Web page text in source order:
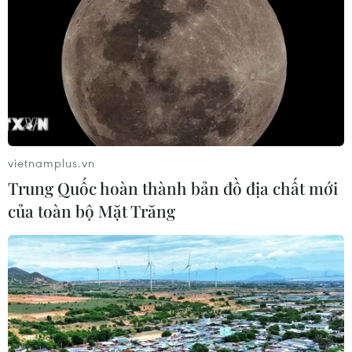
07/08/2026 03:04
Khẩn trương phân luồng giao thông
sau vụ sạt lở trên tuyến ĐT161 ở Lào
Cai
07/08/2026 02:37
Thời tiết ngày 7/8: Bắc Bộ và Bắc
Trung Bộ giảm mưa về đêm, cục bộ
có mưa to
06/08/2026 23:15
Kế hoạch hành động phòng, chống
bão, lũ, thiên tai cực đoan và biến đổi
vietnamplus.vn
Trung Quốc hoàn thành bản đồ địa chất mới
của toàn bộ Mặt Trăng